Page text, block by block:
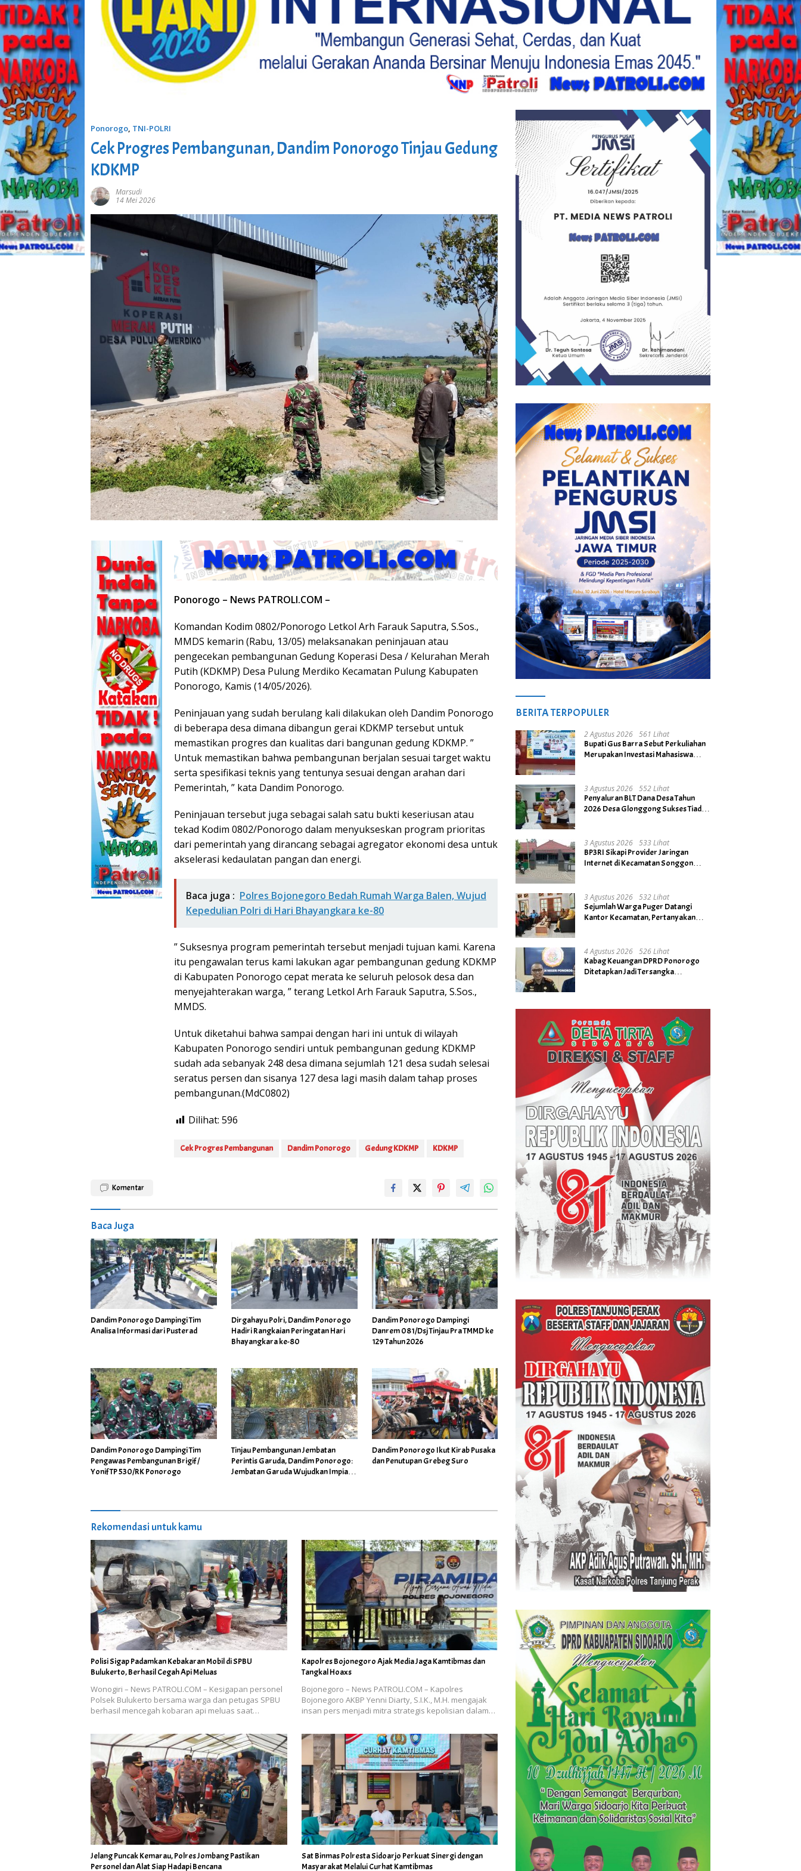
Ponorogo, TNI-POLRI
Cek Progres Pembangunan, Dandim Ponorogo Tinjau Gedung
KDKMP
Marsudi
14 Mei 2026
Ponorogo – News PATROLI.COM –
Komandan Kodim 0802/Ponorogo Letkol Arh Farauk Saputra, S.Sos.,
MMDS kemarin (Rabu, 13/05) melaksanakan peninjauan atau
pengecekan pembangunan Gedung Koperasi Desa / Kelurahan Merah
Putih (KDKMP) Desa Pulung Merdiko Kecamatan Pulung Kabupaten
Ponorogo, Kamis (14/05/2026).
Peninjauan yang sudah berulang kali dilakukan oleh Dandim Ponorogo
di beberapa desa dimana dibangun gerai KDKMP tersebut untuk
memastikan progres dan kualitas dari bangunan gedung KDKMP. ”
Untuk memastikan bahwa pembangunan berjalan sesuai target waktu
serta spesifikasi teknis yang tentunya sesuai dengan arahan dari
Pemerintah, ” kata Dandim Ponorogo.
Peninjauan tersebut juga sebagai salah satu bukti keseriusan atau
tekad Kodim 0802/Ponorogo dalam menyukseskan program prioritas
dari pemerintah yang dirancang sebagai agregator ekonomi desa untuk
akselerasi kedaulatan pangan dan energi.
Baca juga : Polres Bojonegoro Bedah Rumah Warga Balen, Wujud
Kepedulian Polri di Hari Bhayangkara ke-80
” Suksesnya program pemerintah tersebut menjadi tujuan kami. Karena
itu pengawalan terus kami lakukan agar pembangunan gedung KDKMP
di Kabupaten Ponorogo cepat merata ke seluruh pelosok desa dan
menyejahterakan warga, ” terang Letkol Arh Farauk Saputra, S.Sos.,
MMDS.
Untuk diketahui bahwa sampai dengan hari ini untuk di wilayah
Kabupaten Ponorogo sendiri untuk pembangunan gedung KDKMP
sudah ada sebanyak 248 desa dimana sejumlah 121 desa sudah selesai
seratus persen dan sisanya 127 desa lagi masih dalam tahap proses
pembangunan.(MdC0802)
Dilihat: 596
Cek Progres Pembangunan Dandim Ponorogo Gedung KDKMP KDKMP
Komentar
Baca Juga
Dandim Ponorogo Dampingi Tim
Analisa Informasi dari Pusterad
Dirgahayu Polri, Dandim Ponorogo
Hadiri Rangkaian Peringatan Hari
Bhayangkara ke-80
Dandim Ponorogo Dampingi
Danrem 081/Dsj Tinjau Pra TMMD ke
129 Tahun 2026
Dandim Ponorogo Dampingi Tim
Pengawas Pembangunan Brigif /
Yonif TP 530/RK Ponorogo
Tinjau Pembangunan Jembatan
Perintis Garuda, Dandim Ponorogo:
Jembatan Garuda Wujudkan Impian
Dandim Ponorogo Ikut Kirab Pusaka
dan Penutupan Grebeg Suro
Rekomendasi untuk kamu
Polisi Sigap Padamkan Kebakaran Mobil di SPBU
Bulukerto, Berhasil Cegah Api Meluas
Wonogiri – News PATROLI.COM – Kesigapan personel
Polsek Bulukerto bersama warga dan petugas SPBU
berhasil mencegah kobaran api meluas saat…
Kapolres Bojonegoro Ajak Media Jaga Kamtibmas dan
Tangkal Hoaxs
Bojonegoro – News PATROLI.COM – Kapolres
Bojonegoro AKBP Yenni Diarty, S.I.K., M.H. mengajak
insan pers menjadi mitra strategis kepolisian dalam…
Jelang Puncak Kemarau, Polres Jombang Pastikan
Personel dan Alat Siap Hadapi Bencana
Sat Binmas Polresta Sidoarjo Perkuat Sinergi dengan
Masyarakat Melalui Curhat Kamtibmas
BERITA TERPOPULER
2 Agustus 2026
561 Lihat
Bupati Gus Barra Sebut Perkuliahan
Merupakan Investasi Mahasiswa
3 Agustus 2026
552 Lihat
Penyaluran BLT Dana Desa Tahun
2026 Desa Glonggong Sukses Tiada
3 Agustus 2026
533 Lihat
BP3RI Sikapi Provider Jaringan
Internet di Kecamatan Songgon
3 Agustus 2026
532 Lihat
Sejumlah Warga Puger Datangi
Kantor Kecamatan, Pertanyakan
4 Agustus 2026
526 Lihat
Kabag Keuangan DPRD Ponorogo
Ditetapkan Jadi Tersangka